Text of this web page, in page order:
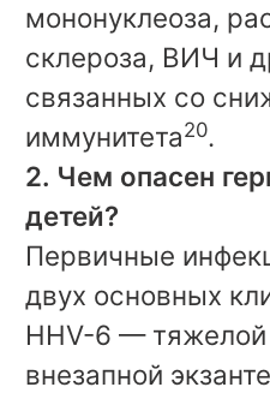
мононуклеоза,
склероза, ВИЧ и
связанных со
иммунитета20.
2. Чем опасен
детей?
Первичные
двух основных
HHV-6 — тяжелой
внезапной